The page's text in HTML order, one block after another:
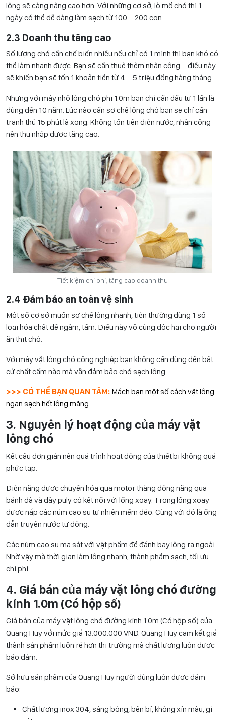
lông sẽ càng nâng cao hơn. Với những cơ sở, lò mổ chó thì 1
ngày có thể dễ dàng làm sạch từ 100 – 200 con.
2.3 Doanh thu tăng cao
Số lượng chó cần chế biến nhiều nếu chỉ có 1 mình thì bạn khó có
thể làm nhanh được. Bạn sẽ cần thuê thêm nhân công – điều này
sẽ khiến bạn sẽ tốn 1 khoản tiền từ 4 – 5 triệu đồng hàng tháng.
Nhưng với máy nhổ lông chó phi 1.0m bạn chỉ cần đầu tư 1 lần là
dùng đến 10 năm. Lúc nào cần sơ chế lông chó bạn sẽ chỉ cần
tranh thủ 15 phút là xong. Không tốn tiền điện nước, nhân công
nên thu nhập được tăng cao.
Tiết kiệm chi phí, tăng cao doanh thu
2.4 Đảm bảo an toàn vệ sinh
Một số cơ sở muốn sơ chế lông nhanh, tiện thường dùng 1 số
loại hóa chất để ngâm, tẩm. Điều này vô cùng độc hại cho người
ăn thịt chó.
Với máy vặt lông chó công nghiệp bạn không cần dùng đến bất
cứ chất cấm nào mà vẫn đảm bảo chó sạch lông.
>>> CÓ THỂ BẠN QUAN TÂM: Mách bạn một số cách vặt lông
ngan sạch hết lông măng
3. Nguyên lý hoạt động của máy vặt
lông chó
Kết cấu đơn giản nên quá trình hoạt động của thiết bị không quá
phức tạp.
Điện năng được chuyển hóa qua motor thàng động năng qua
bánh đà và dây puly có kết nối với lồng xoay. Trong lồng xoay
được nắp các núm cao su tự nhiên mềm dẻo. Cùng với đó là ống
dẫn truyền nước tự động.
Các núm cao su ma sát với vật phẩm để đánh bay lông ra ngoài.
Nhờ vậy mà thời gian làm lông nhanh, thành phẩm sạch, tối ưu
chi phí.
4. Giá bán của máy vặt lông chó đường
kính 1.0m (Có hộp số)
Giá bán của máy vặt lông chó đường kính 1.0m (Có hộp số) của
Quang Huy với mức giá 13.000.000 VNĐ. Quang Huy cam kết giá
thành sản phẩm luôn rẻ hơn thị trường mà chất lượng luôn được
bảo đảm.
Sở hữu sản phẩm của Quang Huy người dùng luôn được đảm
bảo:
Chất lượng inox 304, sáng bóng, bền bỉ, không xỉn màu, gỉ